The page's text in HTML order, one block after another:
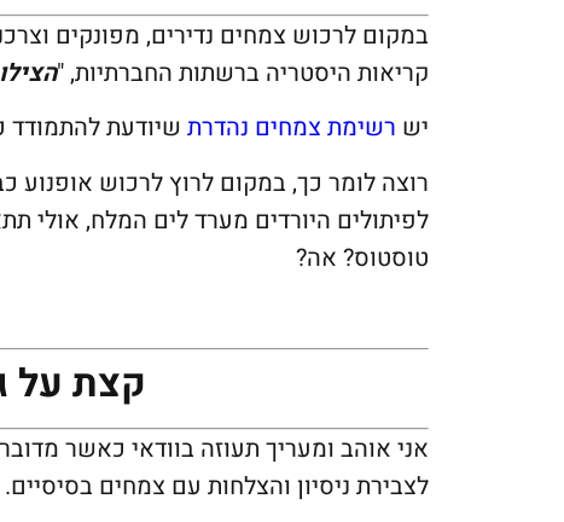
במקום לרכוש צמחים נדירים, מפונקים
קריאות היסטריה ברשתות החברתיות, "
יש רשימת צמחים נהדרת שיודעת
רוצה לומר כך, במקום לרוץ לרכוש אופנוע
לפיתולים היורדים מערד לים המלח, אולי
טוסטוס? אה?
קצת על
אני אוהב ומעריך תעוזה בוודאי כאשר
לצבירת ניסיון והצלחות עם צמחים בסיסיים.